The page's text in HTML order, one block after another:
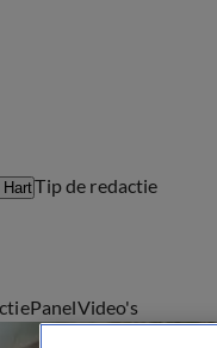
HartTip de redactie
PanelVideo's